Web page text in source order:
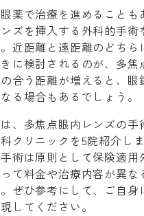
薬で治療を進めることも
ズを挿入する外科的手術
近距離と遠距離のどちら
に検討されるのが、多焦
合う距離が増えると、眼
る場合もあるでしょう。
、多焦点眼内レンズの手
クリニックを5院紹介し
術は原則として保険適用
て料金や治療内容が異な
ぜひ参考にして、ご自身
してください。